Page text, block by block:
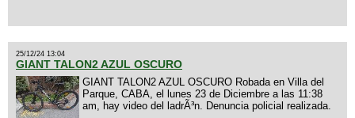
25/12/24 13:04
GIANT TALON2 AZUL OSCURO
GIANT TALON2 AZUL OSCURO Robada en Villa del
Parque, CABA, el lunes 23 de Diciembre a las 11:38
am, hay video del ladrÃ³n. Denuncia policial realizada.